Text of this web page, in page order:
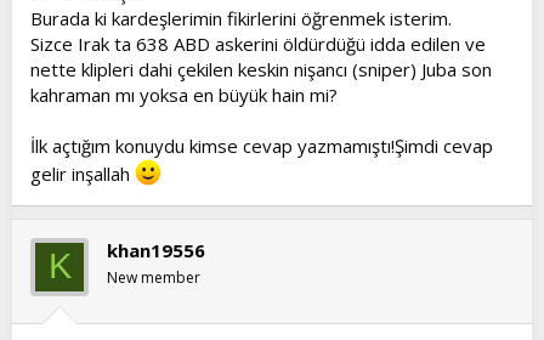
t
a
n
i
h
i
Burada ki kardeşlerimin fikirlerini öğrenmek isterim.
Sizce Irak ta 638 ABD askerini öldürdüğü idda edilen ve
nette klipleri dahi çekilen keskin nişancı (sniper) Juba son
kahraman mı yoksa en büyük hain mi?
İlk açtığım konuydu kimse cevap yazmamıştı!Şimdi cevap
gelir inşallah
K khan19556
New member